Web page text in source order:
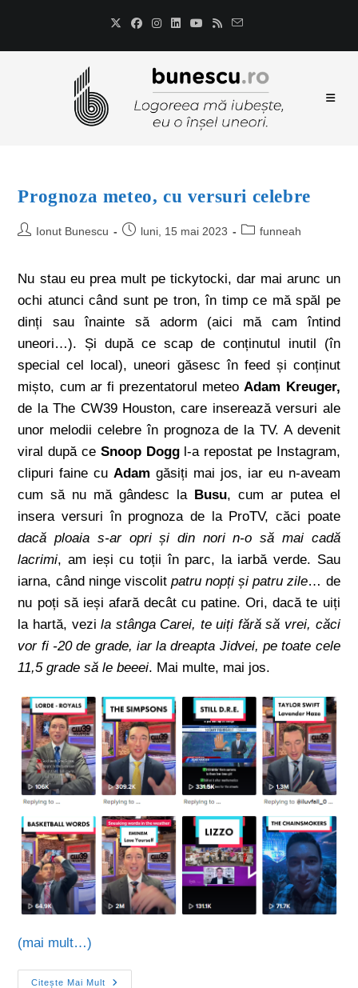
Prognoza meteo, cu versuri celebre
Ionut Bunescu luni, 15 mai 2023 funneah
Nu stau eu prea mult pe tickytocki, dar mai arunc un
ochi atunci când sunt pe tron, în timp ce mă spăl pe
dinți sau înainte să adorm (aici mă cam întind
uneori…). Și după ce scap de conținutul inutil (în
special cel local), uneori găsesc în feed și conținut
mișto, cum ar fi prezentatorul meteoAdam Kreuger,
de la The CW39 Houston, care inserează versuri ale
unor melodii celebre în prognoza de la TV. A devenit
viral după ce Snoop Doggl-a repostat pe Instagram,
clipuri faine cuAdamgăsiți mai jos, iar eu n-aveam
cum să nu mă gândesc la Busu, cum ar putea el
insera versuri în prognoza de la ProTV, căci poate
dacă ploaia s-ar opri și din nori n-o să mai cadă
lacrimi, am ieși cu toții în parc, la iarbă verde. Sau
iarna, când ninge viscolit patru nopți și patru zile… de
nu poți să ieși afară decât cu patine. Ori, dacă te uiți
la hartă, vezila stânga Carei, te uiți fără să vrei, căci
vor fi -20 de grade, iar la dreapta Jidvei, pe toate cele
11,5 grade să le beeei. Mai multe, mai jos.
(mai mult…)
Citește Mai Mult